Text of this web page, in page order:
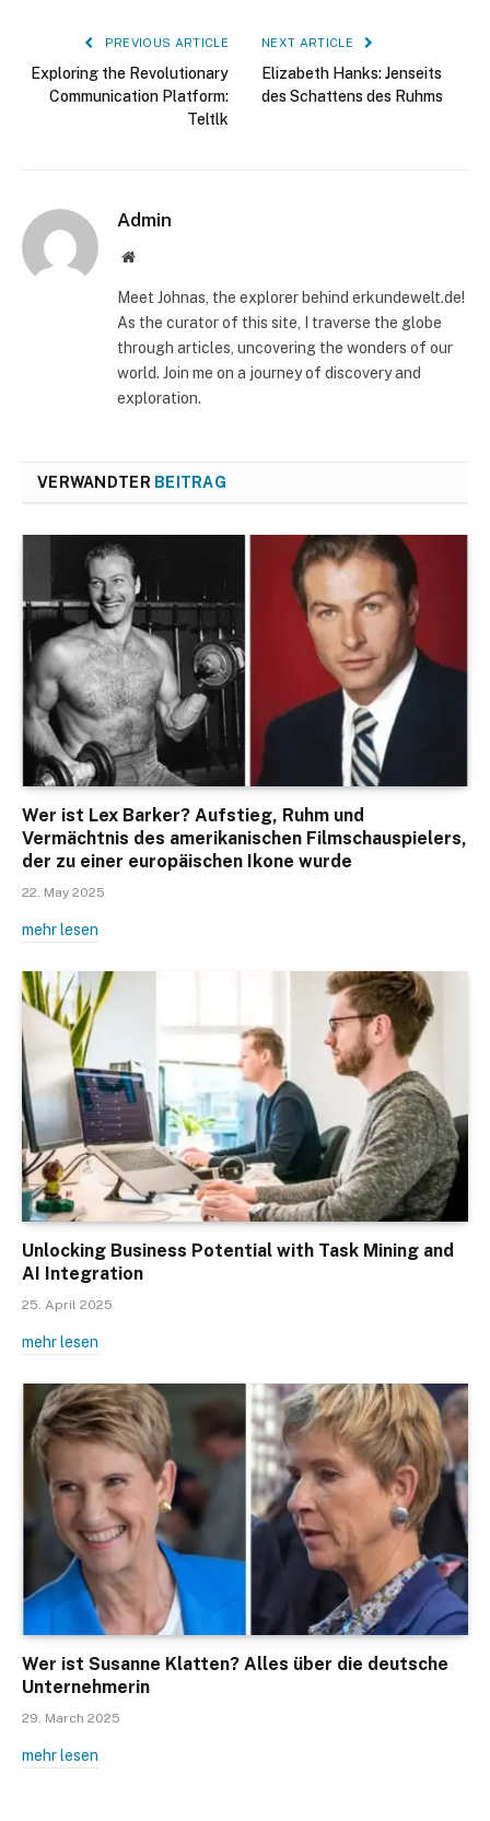
PREVIOUS ARTICLE
Exploring the Revolutionary
Communication Platform:
Teltlk
NEXT ARTICLE
Elizabeth Hanks: Jenseits
des Schattens des Ruhms
Admin
Website
Meet Johnas, the explorer behind erkundewelt.de!
As the curator of this site, I traverse the globe
through articles, uncovering the wonders of our
world. Join me on a journey of discovery and
exploration.
VERWANDTER BEITRAG
Wer ist Lex Barker? Aufstieg, Ruhm und
Vermächtnis des amerikanischen Filmschauspielers,
der zu einer europäischen Ikone wurde
22. May 2025
mehr lesen
Unlocking Business Potential with Task Mining and
AI Integration
25. April 2025
mehr lesen
Wer ist Susanne Klatten? Alles über die deutsche
Unternehmerin
29. March 2025
mehr lesen